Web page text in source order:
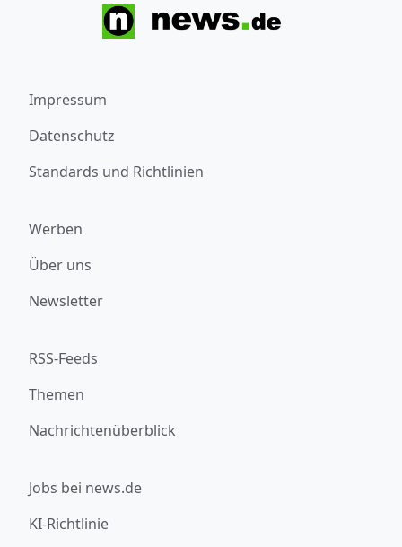
Impressum
Datenschutz
Standards und Richtlinien
Werben
Über uns
Newsletter
RSS-Feeds
Themen
Nachrichtenüberblick
Jobs bei news.de
KI-Richtlinie